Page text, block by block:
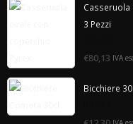
Casseruola
3 Pezzi
0
di
€80,13 IVA
Bicchiere